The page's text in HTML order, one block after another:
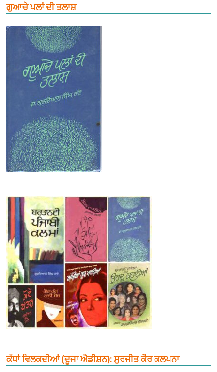
ਗੁਆਚੇ ਪਲਾਂ ਦੀ ਤਲਾਸ਼
ਕੰਧਾਂ ਵਿਲਕਦੀਆਂ (ਦੂਜਾ ਐਡੀਸ਼ਨ): ਸੁਰਜੀਤ ਕੌਰ ਕਲਪਨਾ